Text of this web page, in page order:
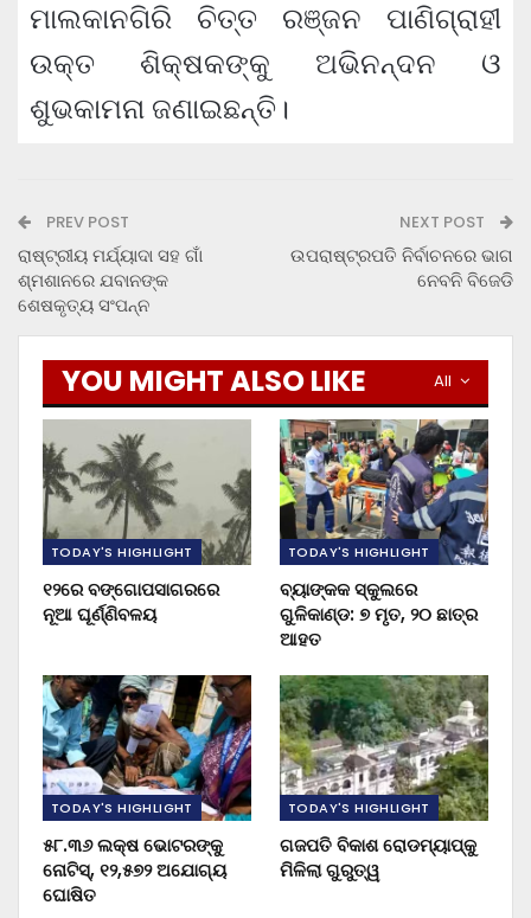
ମାଲକାନଗିରି ଚିତ୍ତ ରଞ୍ଜନ ପାଣିଗ୍ରାହୀ
ଉକ୍ତ ଶିକ୍ଷକଙ୍କୁ ଅଭିନନ୍ଦନ ଓ
ଶୁଭକାମନା ଜଣାଇଛନ୍ତି।
PREV POST
ରାଷ୍ଟ୍ରୀୟ ମର୍ଯ୍ୟାଦା ସହ ଗାଁ
ଶ୍ମଶାନରେ ଯବାନଙ୍କ
ଶେଷକୃତ୍ୟ ସଂପନ୍ନ
NEXT POST
ଉପରାଷ୍ଟ୍ରପତି ନିର୍ବାଚନରେ ଭାଗ
ନେବନି ବିଜେଡି
All
YOU MIGHT ALSO LIKE
TODAY'S HIGHLIGHT
୧୨ରେ ବଙ୍ଗୋପସାଗରରେ
ନୂଆ ଘୂର୍ଣ୍ଣିବଳୟ
TODAY'S HIGHLIGHT
ବ୍ୟାଙ୍କକ ସ୍କୁଲରେ
ଗୁଳିକାଣ୍ଡ: ୭ ମୃତ, ୨୦ ଛାତ୍ର
ଆହତ
TODAY'S HIGHLIGHT
୫୮.୩୬ ଲକ୍ଷ ଭୋଟରଙ୍କୁ
ନୋଟିସ୍‌, ୧୨,୫୭୨ ଅଯୋଗ୍ୟ
ଘୋଷିତ
TODAY'S HIGHLIGHT
ଗଜପତି ବିକାଶ ରୋଡମ୍ୟାପ୍‌କୁ
ମିଳିଲା ଗୁରୁତ୍ୱ